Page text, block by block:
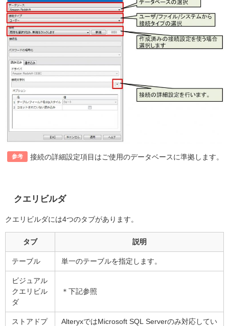
参考 接続の詳細設定項目はご使用のデータベースに準拠します。
クエリビルダ
クエリビルダには4つのタブがあります。
タブ 説明
テーブル 単一のテーブルを指定します。
ビジュアル
クエリビル
ダ
＊下記参照
ストアドプ
Alteryxでは Microsoft SQL Serverのみ対応してい